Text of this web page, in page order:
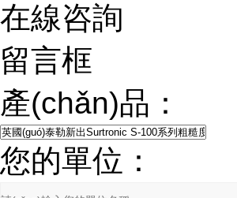
在線咨詢
留言框
產(chǎn)品：
您的單位：